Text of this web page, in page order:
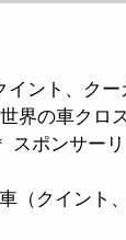
ント、ク
界の車クロ
スポンサーリ
（クイント